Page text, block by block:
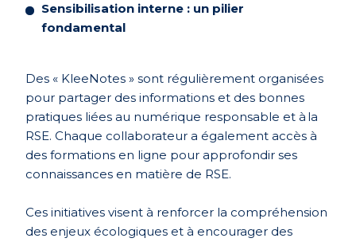
Sensibilisation interne : un pilier
fondamental
Des « KleeNotes » sont régulièrement organisées
pour partager des informations et des bonnes
pratiques liées au numérique responsable et à la
RSE. Chaque collaborateur a également accès à
des formations en ligne pour approfondir ses
connaissances en matière de RSE.
Ces initiatives visent à renforcer la compréhension
des enjeux écologiques et à encourager des